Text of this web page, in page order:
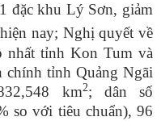
đặc khu Lý Sơn, giảm
nay; Nghị quyết về
nhất tỉnh Kon Tum và
tỉnh Quảng Ngãi
km2; dân số
so với tiêu chuẩn), 96